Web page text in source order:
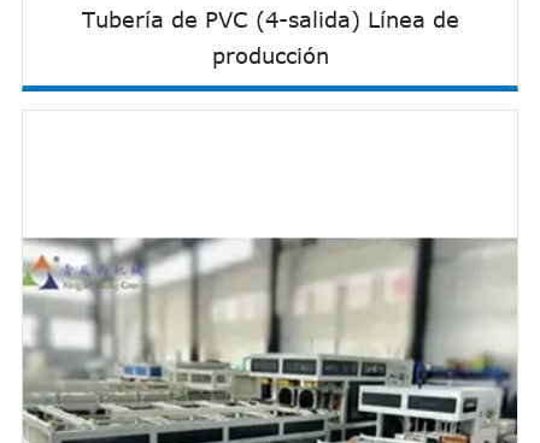
Tubería de PVC (4-salida) Línea de
producción